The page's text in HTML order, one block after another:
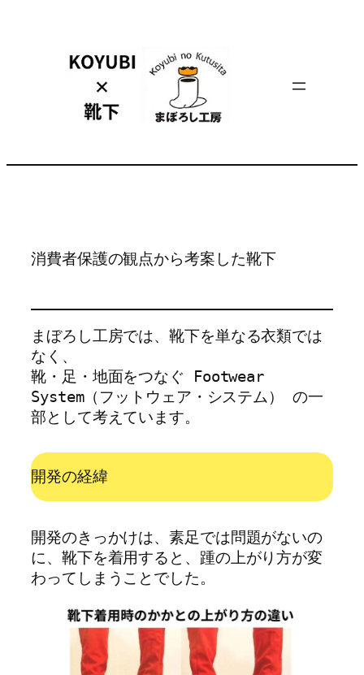
消費者保護の観点から考案した靴下
まぼろし工房では、靴下を単なる衣類では
なく、
靴・足・地面をつなぐ Footwear
System（フットウェア・システム） の一
部として考えています。
開発の経緯
開発のきっかけは、素足では問題がないの
に、靴下を着用すると、踵の上がり方が変
わってしまうことでした。